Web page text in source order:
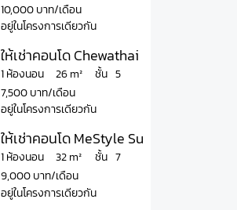
10,000 บาท/เดือน
อยู่ในโครงการเดียวกัน
ให้เช่าคอนโด Chewathai Hallmark
1 ห้องนอน
7,500 บาท/เดือน
ชั้น
26 m² 5
อยู่ในโครงการเดียวกัน
ให้เช่าคอนโด MeStyle Sukhumvit -
1 ห้องนอน
9,000 บาท/เดือน
ชั้น
32 m² 7
อยู่ในโครงการเดียวกัน